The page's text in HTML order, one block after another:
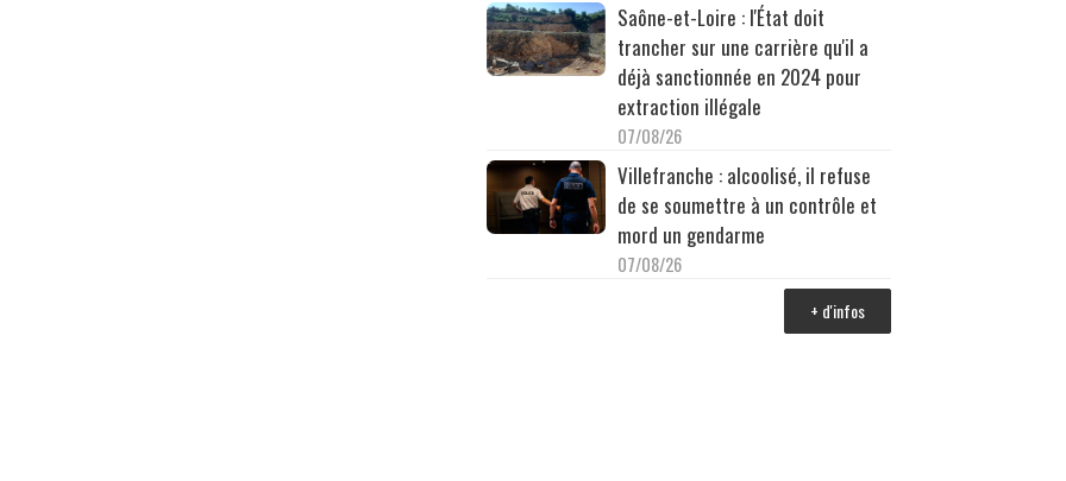
Saône-et-Loire : l'État doit
trancher sur une carrière qu'il a
déjà sanctionnée en 2024 pour
extraction illégale
07/08/26
Villefranche : alcoolisé, il refuse
de se soumettre à un contrôle et
mord un gendarme
07/08/26
+ d'infos